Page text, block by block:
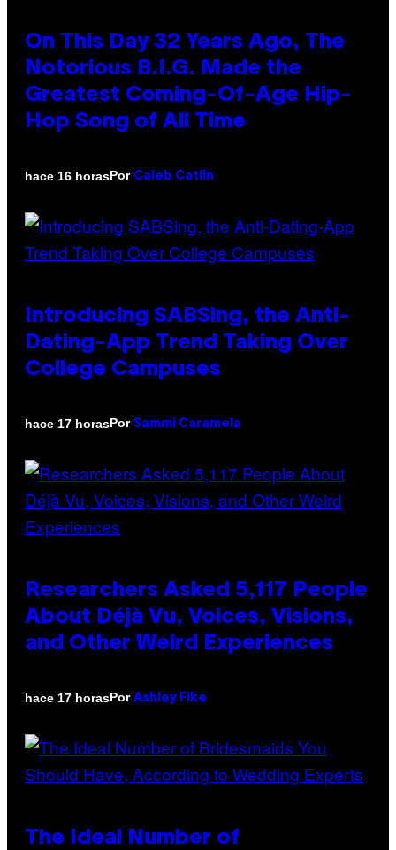
On This Day 32 Years Ago, The
Notorious B.I.G. Made the
Greatest Coming-Of-Age Hip-
Hop Song of All Time
hace 16 horasPor Caleb Catlin
Introducing SABSing, the Anti-
Dating-App Trend Taking Over
College Campuses
hace 17 horasPor Sammi Caramela
Researchers Asked 5,117 People
About Déjà Vu, Voices, Visions,
and Other Weird Experiences
hace 17 horasPor Ashley Fike
The Ideal Number of